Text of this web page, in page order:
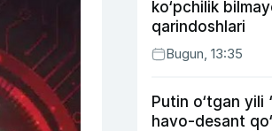
ko‘pchilik
qarindoshlari
Bugun, 13:35
Putin o‘tgan yili
havo-desant